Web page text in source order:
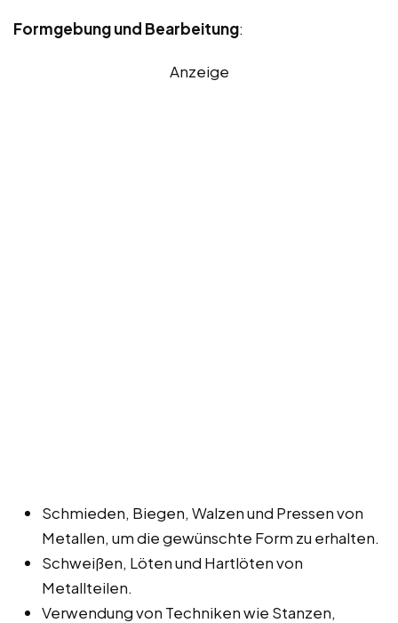
Formgebung und Bearbeitung:
Anzeige
Schmieden, Biegen, Walzen und Pressen von
Metallen, um die gewünschte Form zu erhalten.
Schweißen, Löten und Hartlöten von
Metallteilen.
Verwendung von Techniken wie Stanzen,